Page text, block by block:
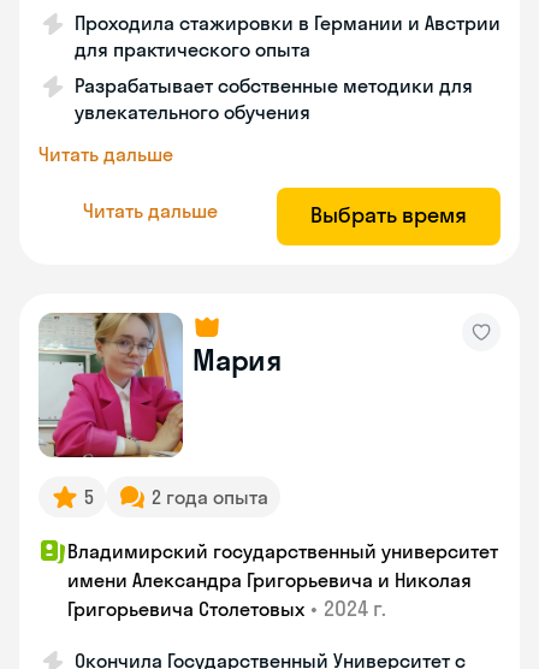
Проходила стажировки в Германии и Австрии
для практического опыта
Разрабатывает собственные методики для
увлекательного обучения
Читать дальше
Читать дальше Выбрать время
Мария
5 2 года опыта
Владимирский государственный университет
имени Александра Григорьевича и Николая
Григорьевича Столетовых • 2024 г.
Окончила Государственный Университет с